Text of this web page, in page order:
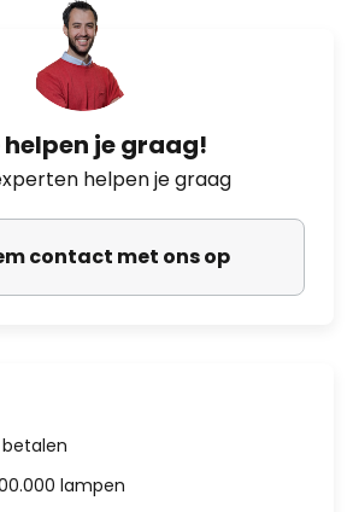
helpen je graag!
helpen je graag
contact met ons op
betalen
lampen